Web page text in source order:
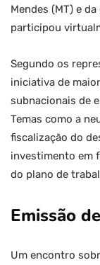
Mendes (MT) e
participou
Segundo os
iniciativa de
subnacionais de
Temas como a
fiscalização do
investimento em
do plano de
Emissão
Um encontro